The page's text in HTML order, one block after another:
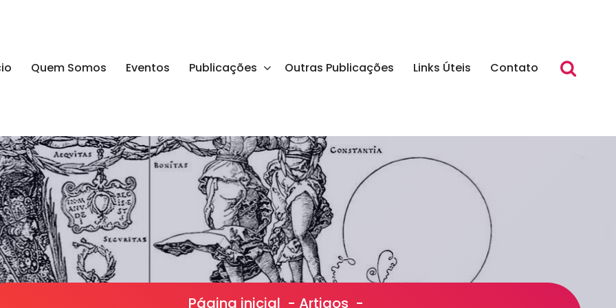
Quem Somos Eventos Publicações Outras Publicações Links Úteis Contato
Página inicial - Artigos -